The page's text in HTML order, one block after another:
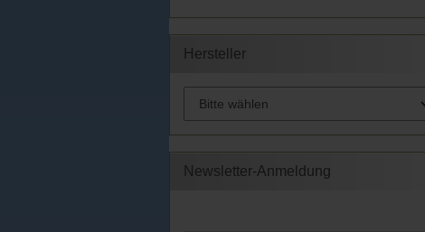
Hersteller
Newsletter-Anmeldung